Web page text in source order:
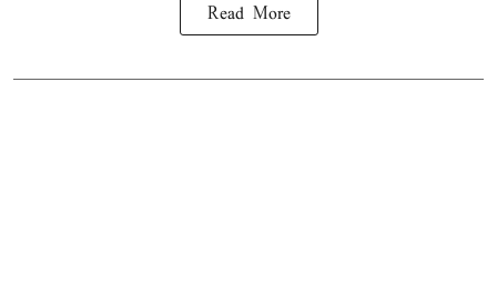
Read More